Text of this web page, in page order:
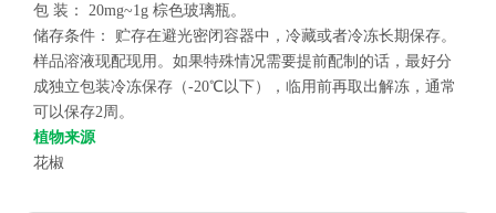
包 装： 20mg~1g 棕色玻璃瓶。
储存条件：
贮存在避光密闭容器中，冷藏或者冷冻长期保存。
样品溶液现配现用。如果特殊情况需要提前配制的话，最好分
成独立包装冷冻保存（-20℃以下），临用前再取出解冻，通常
可以保存2周。
植物来源
花椒